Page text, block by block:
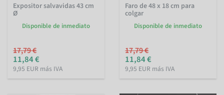
Expositor salvavidas 43 cm
Ø
Disponible de inmediato
17,79 €
11,84 €
9,95 EUR más IVA
Faro de 48 x 18 cm para
colgar
Disponible de inmediato
17,79 €
11,84 €
9,95 EUR más IVA